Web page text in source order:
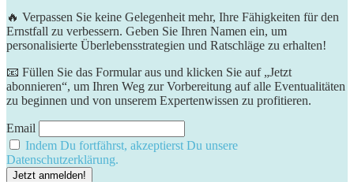
🔥 Verpassen Sie keine Gelegenheit mehr, Ihre Fähigkeiten für den
Ernstfall zu verbessern. Geben Sie Ihren Namen ein, um
personalisierte Überlebensstrategien und Ratschläge zu erhalten!
📧 Füllen Sie das Formular aus und klicken Sie auf „Jetzt
abonnieren“, um Ihren Weg zur Vorbereitung auf alle Eventualitäten
zu beginnen und von unserem Expertenwissen zu profitieren.
Email
Indem Du fortfährst, akzeptierst Du unsere
Datenschutzerklärung.